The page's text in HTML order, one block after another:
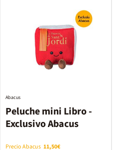
Peluche mini Libro -
Exclusivo Abacus
Abacus
Precio Abacus 11,50€